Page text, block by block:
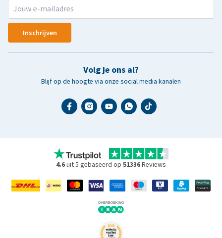
Inschrijven
Volg je ons al?
Blijf op de hoogte via onze social media kanalen
4.6uit 5 gebaseerd op 51336Reviews